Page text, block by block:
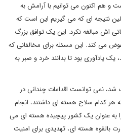
و هم اکنون می توانیم با آرامش به
نتیجه ای که می گیریم این است که
اش مبالغه نکرد: این یک توافق بزرگ
عوض می کند. این مسئله برای مخالفانی که
یادآوری بود تا بدانند خرد و صبر به
شد، نمی توانست اقدامات چندانی در
هر کدام سلاح هسته ای داشتند، انجام
به عنوان یک کشور پیچیده هسته ای می
بالقوه هسته ای، تهدیدی برای امنیت